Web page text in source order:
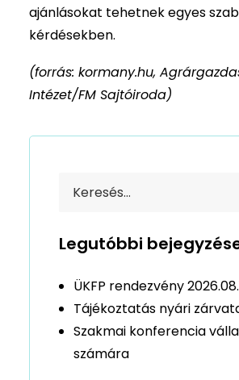
ajánlásokat tehetnek egyes
kérdésekben.
(forrás: kormany.hu,
Intézet/FM Sajtóiroda)
Legutóbbi
ÜKFP rendezvény
Tájékoztatás nyári
Szakmai konferencia
számára